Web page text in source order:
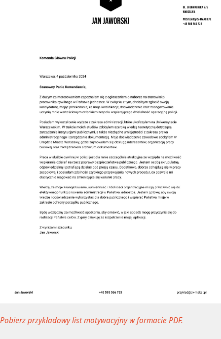
Pobierz przykładowy list motywacyjny w formacie PDF.